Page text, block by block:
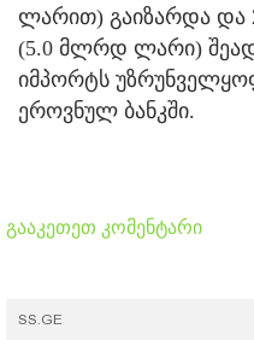
ლარით) გაიზარდა
(5.0 მლრდ ლარი)
იმპორტს
ეროვნულ ბანკში.
გააკეთეთ კომენტარი
SS.GE